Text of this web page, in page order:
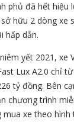
phủ đã hết hiệu
hữu 2 dòng xe
hấp dẫn.
yết 2021, xe
Lux A2.0 chỉ
tỷ đồng. Bên
chương trình
mua xe theo